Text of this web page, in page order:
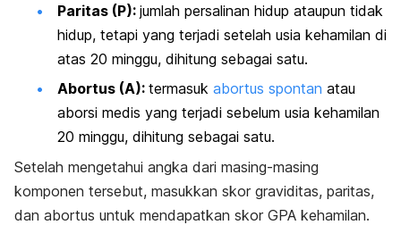
Paritas (P): jumlah persalinan hidup ataupun tidak
hidup, tetapi yang terjadi setelah usia kehamilan di
atas 20 minggu, dihitung sebagai satu.
Abortus (A): termasuk abortus spontan atau
aborsi medis yang terjadi sebelum usia kehamilan
20 minggu, dihitung sebagai satu.
Setelah mengetahui angka dari masing-masing
komponen tersebut, masukkan skor graviditas, paritas,
dan abortus untuk mendapatkan skor GPA kehamilan.